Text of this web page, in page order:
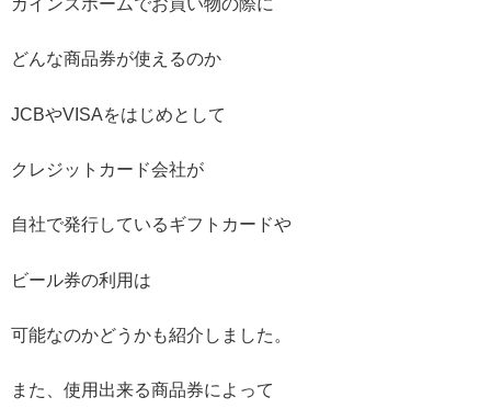
どんな商品券が使えるのか
JCBやVISAをはじめとして
クレジットカード会社が
自社で発行しているギフトカードや
ビール券の利用は
可能なのかどうかも紹介しました。
また、使用出来る商品券によって